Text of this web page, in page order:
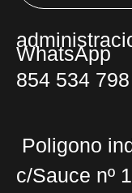
WhatsApp
854 534 798
Poligono
c/Sauce nº